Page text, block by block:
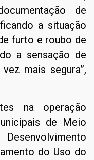
de
a situação
furto e roubo de
a sensação de
mais segura”,
na operação
de Meio
do Uso do